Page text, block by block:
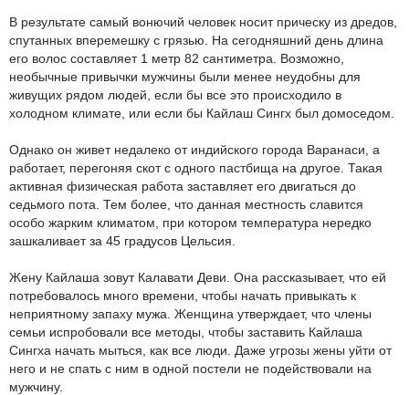
В результате самый вонючий человек носит прическу из дредов,
спутанных вперемешку с грязью. На сегодняшний день длина
его волос составляет 1 метр 82 сантиметра. Возможно,
необычные привычки мужчины были менее неудобны для
живущих рядом людей, если бы все это происходило в
холодном климате, или если бы Кайлаш Сингх был домоседом.
Однако он живет недалеко от индийского города Варанаси, а
работает, перегоняя скот с одного пастбища на другое. Такая
активная физическая работа заставляет его двигаться до
седьмого пота. Тем более, что данная местность славится
особо жарким климатом, при котором температура нередко
зашкаливает за 45 градусов Цельсия.
Жену Кайлаша зовут Калавати Деви. Она рассказывает, что ей
потребовалось много времени, чтобы начать привыкать к
неприятному запаху мужа. Женщина утверждает, что члены
семьи испробовали все методы, чтобы заставить Кайлаша
Сингха начать мыться, как все люди. Даже угрозы жены уйти от
него и не спать с ним в одной постели не подействовали на
мужчину.